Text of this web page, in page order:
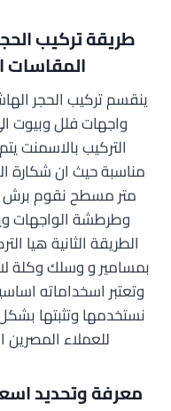
طريقة تركيب
ينقسم تركيب الحجر
واجهات فلل وبيوت
التركيب بالاسمنت
متر مسطح نقوم برش
وطرطشة الواجهات
الطريقة الثانية هيا
بمسامير و وسلك وكلة
وتعتبر اسخداماته
نستخدمها وتثبتها
للعملاء المصرين
معرفة وتحديد